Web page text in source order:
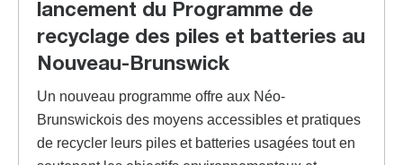
lancement du Programme de
recyclage des piles et batteries au
Nouveau-Brunswick
Un nouveau programme offre aux Néo-
Brunswickois des moyens accessibles et pratiques
de recycler leurs piles et batteries usagées tout en